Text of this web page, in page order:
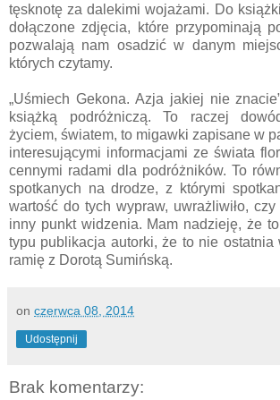
tęsknotę za dalekimi wojażami. Do
dołączone zdjęcia, które przypominają
pozwalają nam osadzić w danym
których czytamy.
„Uśmiech Gekona. Azja jakiej nie
książką podróżniczą. To raczej
życiem, światem, to migawki zapisane w
interesującymi informacjami ze świata
cennymi radami dla podróżników. To
spotkanych na drodze, z którymi
wartość do tych wypraw, uwrażliwiło, czy
inny punkt widzenia. Mam nadzieję, że
typu publikacja autorki, że to nie ostatnia
ramię z Dorotą Sumińską.
on czerwca 08, 2014
Udostępnij
Brak komentarzy: